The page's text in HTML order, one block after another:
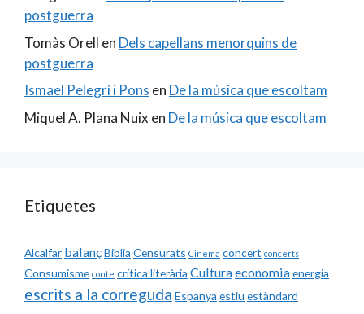
postguerra
Tomàs Orell en Dels capellans menorquins de
postguerra
Ismael Pelegrí i Pons en De la música que escoltam
Miquel A. Plana Nuix en De la música que escoltam
Etiquetes
Alcalfar balançBiblia Censurats Cinema concert concerts
Consumisme conte crítica literària Culturaeconomiaenergia
escrits a la correguda Espanya estiu estàndard